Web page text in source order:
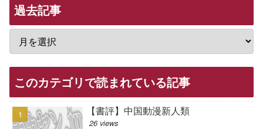
過去記事
このカテゴリで読まれている記事
【書評】中国動漫新人類
26 views